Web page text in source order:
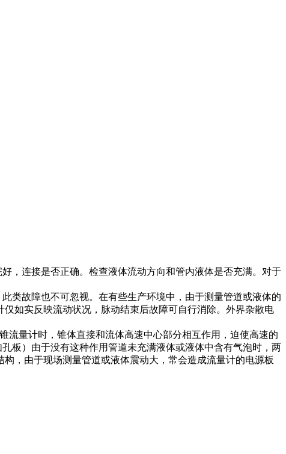
连接是否正确。检查液体流动方向和管内液体是否充满。对于
故障也不可忽视。在有些生产环境中，由于测量管道或液体的
如实反映流动状况，脉动结束后故障可自行消除。外界杂散电
量计时，锥体直接和流体高速中心部分相互作用，迫使高速的
板）由于没有这种作用管道未充满液体或液体中含有气泡时，两
，由于现场测量管道或液体震动大，常会造成流量计的电源板